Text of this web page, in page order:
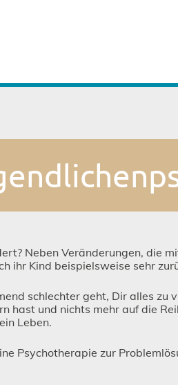
Neben Veränderungen, die
ihr Kind beispielsweise sehr
schlechter geht, Dir alles
hast und nichts mehr auf die
Leben.
Psychotherapie zur